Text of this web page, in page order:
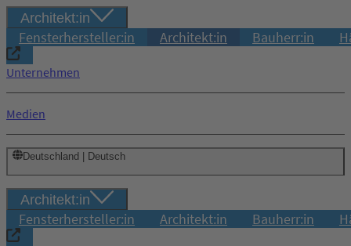
Architekt:in
Fensterhersteller:in Architekt:in Bauherr:in
Unternehmen
Medien
Deutschland | Deutsch
Architekt:in
Fensterhersteller:in Architekt:in Bauherr:in